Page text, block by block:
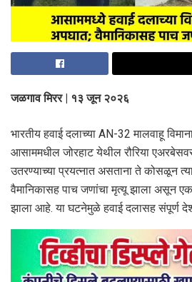
जळगाव मिरर | १३ जून २०२६
भारतीय हवाई दलाच्या AN-32 मालवाहू
आसाममधील जोरहाट येथील रौरिया
उतरण्याच्या प्रयत्नात असताना ते कोसळून
वैमानिकासह पाच जणांचा मृत्यू झाला असून
झाला आहे. या घटनेमुळे हवाई दलासह संपूर्ण